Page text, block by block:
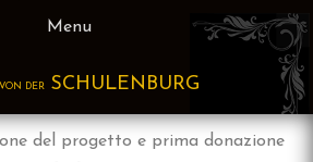
Menu
VON DER SCHULENBURG
del progetto e prima donazione